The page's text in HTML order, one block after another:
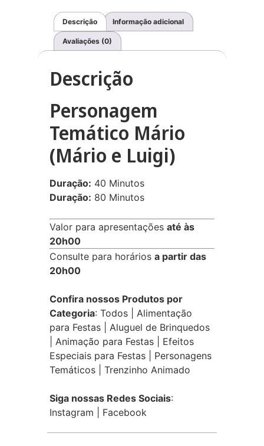
Descrição Informação adicional
Avaliações (0)
Descrição
Personagem
Temático Mário
(Mário e Luigi)
Duração: 40 Minutos
Duração: 80 Minutos
Valor para apresentações até às
20h00
Consulte para horários a partir das
20h00
Confira nossos Produtos por
Categoria: Todos
Alimentação
para Festas
Aluguel de Brinquedos
Animação para Festas
Efeitos
Especiais para Festas
Personagens
Temáticos
Trenzinho Animado
Siga nossas Redes Sociais:
Instagram
Facebook